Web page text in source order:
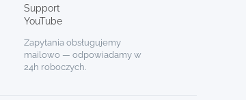
Support
YouTube
Zapytania obsługujemy
mailowo — odpowiadamy w
24h roboczych.